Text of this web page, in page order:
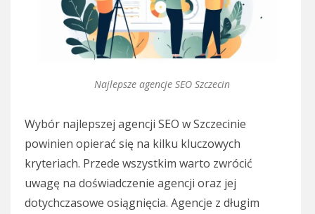
Najlepsze agencje SEO Szczecin
Wybór najlepszej agencji SEO w Szczecinie
powinien opierać się na kilku kluczowych
kryteriach. Przede wszystkim warto zwrócić
uwagę na doświadczenie agencji oraz jej
dotychczasowe osiągnięcia. Agencje z długim